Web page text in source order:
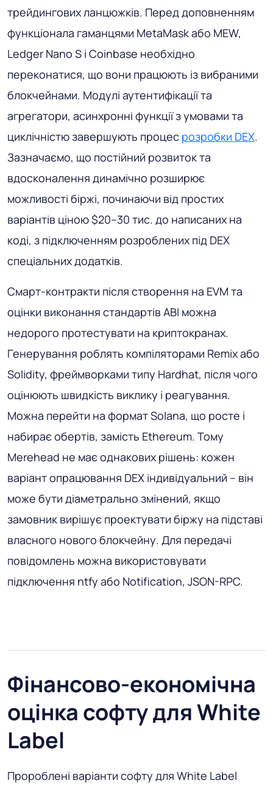
трейдингових ланцюжків. Перед доповненням
функціонала гаманцями MetaMask або MEW,
Ledger Nano S і Coinbase необхідно
переконатися, що вони працюють із вибраними
блокчейнами. Модулі аутентифікації та
агрегатори, асинхронні функції з умовами та
циклічністю завершують процес розробки DEX.
Зазначаємо, що постійний розвиток та
вдосконалення динамічно розширює
можливості біржі, починаючи від простих
варіантів ціною $20–30 тис. до написаних на
коді, з підключенням розроблених під DEX
спеціальних додатків.
Смарт-контракти після створення на EVM та
оцінки виконання стандартів ABI можна
недорого протестувати на криптокранах.
Генерування роблять компіляторами Remix або
Solidity, фреймворками типу Hardhat, після чого
оцінюють швидкість виклику і реагування.
Можна перейти на формат Solana, що росте і
набирає обертів, замість Ethereum. Тому
Merehead не має однакових рішень: кожен
варіант опрацювання DEX індивідуальний – він
може бути діаметрально змінений, якщо
замовник вирішує проектувати біржу на підставі
власного нового блокчейну. Для передачі
повідомлень можна використовувати
підключення ntfy або Notification, JSON-RPC.
Фінансово-економічна
оцінка софту для White
Label
Пророблені варіанти софту для White Label